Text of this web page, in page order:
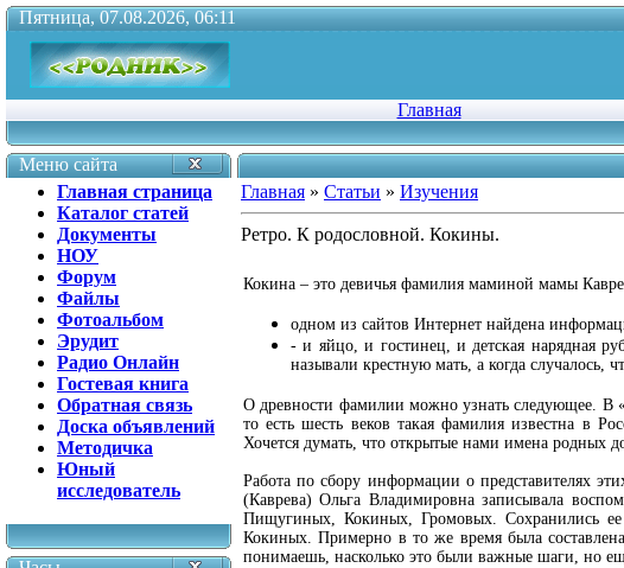
Пятница, 07.08.2026, 06:11
Главная
Меню сайта
Главная страница
Каталог статей
Документы
НОУ
Форум
Файлы
Фотоальбом
Эрудит
Радио Онлайн
Гостевая книга
Обратная связь
Доска объявлений
Методичка
Юный
исследователь
Главная » Статьи » Изучения
Ретро. К родословной. Кокины.
Кокина – это девичья фамилия маминой мамы
одном из сайтов Интернет найдена
- и яйцо, и гостинец, и детская нарядная
называли крестную мать, а когда
О древности фамилии можно узнать следующее. В
то есть шесть веков такая фамилия известна в
Хочется думать, что открытые нами имена родных
Работа по сбору информации о представителях
(Каврева) Ольга Владимировна записывала
Пищугиных, Кокиных, Громовых. Сохранились
Кокиных. Примерно в то же время была
понимаешь, насколько это были важные шаги, но